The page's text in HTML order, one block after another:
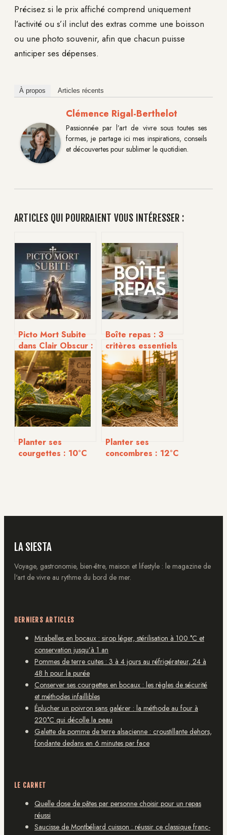
Précisez si le prix affiché comprend uniquement
l’activité ou s’il inclut des extras comme une boisson
ou une photo souvenir, afin que chacun puisse
anticiper ses dépenses.
À propos Articles récents
Clémence Rigal-Berthelot
Passionnée par l’art de vivre sous toutes ses
formes, je partage ici mes inspirations, conseils
et découvertes pour sublimer le quotidien.
ARTICLES QUI POURRAIENT VOUS INTÉRESSER :
Picto Mort Subite
dans Clair Obscur :
comment
transformer un
suicide tactique en
arme de
destruction
massive ?
Boîte repas : 3
critères essentiels
pour transporter
vos plats sans
mélange ni fuite
Planter ses
courgettes : 10°C
Planter ses
concombres : 12°C
LA SIESTA
Voyage, gastronomie, bien-être, maison et lifestyle : le magazine de
l'art de vivre au rythme du bord de mer.
DERNIERS ARTICLES
Mirabelles en bocaux : sirop léger, stérilisation à 100 °C et
conservation jusqu’à 1 an
Pommes de terre cuites : 3 à 4 jours au réfrigérateur, 24 à
48 h pour la purée
Conserver ses courgettes en bocaux : les règles de sécurité
et méthodes infaillibles
Éplucher un poivron sans galérer : la méthode au four à
220°C qui décolle la peau
Galette de pomme de terre alsacienne : croustillante dehors,
fondante dedans en 6 minutes par face
LE CARNET
Quelle dose de pâtes par personne choisir pour un repas
réussi
Saucisse de Montbéliard cuisson : réussir ce classique franc-